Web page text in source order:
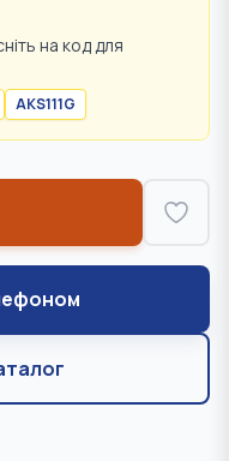
на код для
AKS111G